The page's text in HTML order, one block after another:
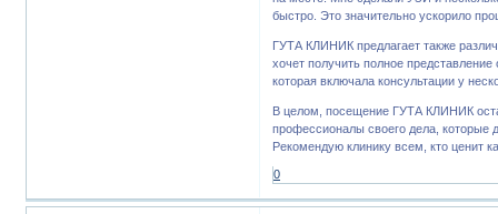
быстро. Это значительно ускорило
ГУТА КЛИНИК предлагает также
хочет получить полное
которая включала консультации у
В целом, посещение ГУТА КЛИНИК
профессионалы своего дела, которые
Рекомендую клинику всем, кто ценит
0